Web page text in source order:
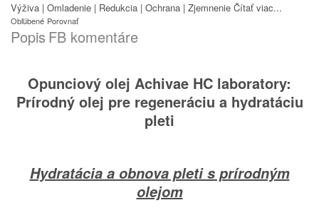
Výživa | Omladenie | Redukcia | Ochrana | Zjemnenie Čítať viac...
Obľúbené Porovnať
Popis FB komentáre
Opunciový olej Achivae HC laboratory:
Prírodný olej pre regeneráciu a hydratáciu
pleti
Hydratácia a obnova pleti s prírodným
olejom